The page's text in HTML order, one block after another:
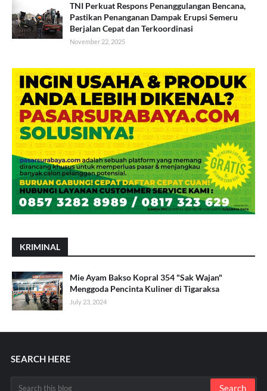
TNI Perkuat Respons Penanggulangan Bencana,
Pastikan Penanganan Dampak Erupsi Semeru
Berjalan Cepat dan Terkoordinasi
November 22, 2025
KRIMINAL
Mie Ayam Bakso Kopral 354 "Sak Wajan"
Menggoda Pencinta Kuliner di Tigaraksa
July 23, 2024
SEARCH HERE